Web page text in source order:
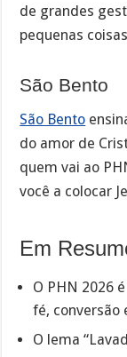
de grandes
pequenas
São Bento
São Bento
do amor de
quem vai ao
você a colocar
Em
O PHN 2026
fé, conversão
O lema